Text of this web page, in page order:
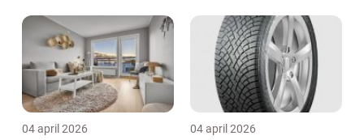
04 april 2026 04 april 2026